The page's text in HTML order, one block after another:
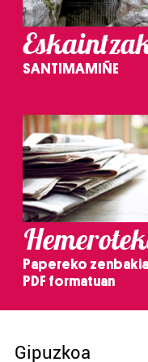
SANTIMAMIÑE
Papereko
PDF formatuan
Gipuzkoa